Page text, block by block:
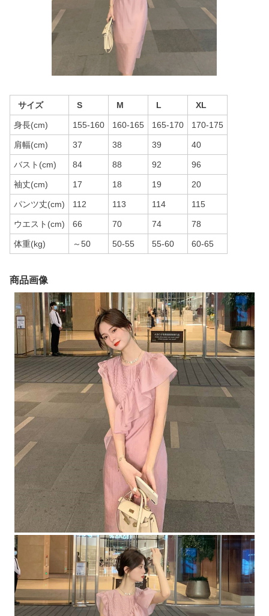
サイズ S M L XL
身長(cm) 155-160 160-165 165-170 170-175
肩幅(cm) 37 38 39 40
バスト(cm) 84 88 92 96
袖丈(cm) 17 18 19 20
パンツ丈(cm) 112 113 114 115
ウエスト(cm) 66 70 74 78
体重(kg) ～50 50-55 55-60 60-65
商品画像